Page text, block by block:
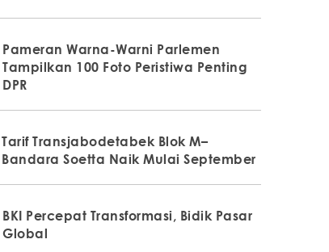
Pameran Warna-Warni Parlemen
Tampilkan 100 Foto Peristiwa Penting
DPR
Tarif Transjabodetabek Blok M–
Bandara Soetta Naik Mulai September
BKI Percepat Transformasi, Bidik Pasar
Global